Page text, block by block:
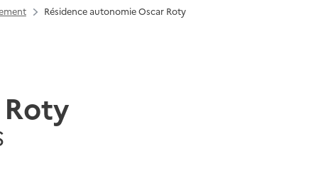
Résidence autonomie Oscar Roty